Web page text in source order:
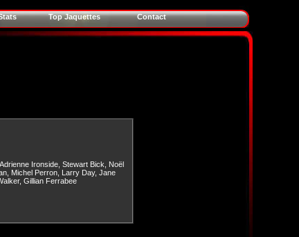
Top Jaquettes Contact
Adrienne Ironside, Stewart Bick
Noël
, Michel Perron, Larry Day, Jane
, Gillian Ferrabee